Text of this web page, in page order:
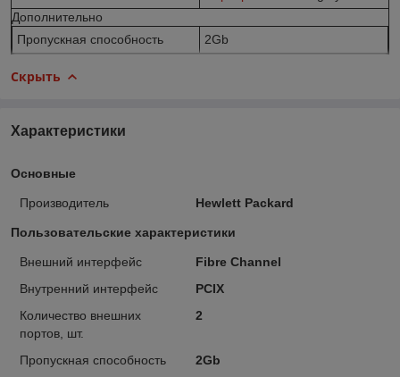
Дополнительно
Пропускная способность
2Gb
Скрыть
Характеристики
Основные
Производитель Hewlett Packard
Пользовательские характеристики
Внешний интерфейс
Fibre Channel
Внутренний интерфейс
PCIX
Количество внешних
портов, шт.
2
Пропускная способность
2Gb